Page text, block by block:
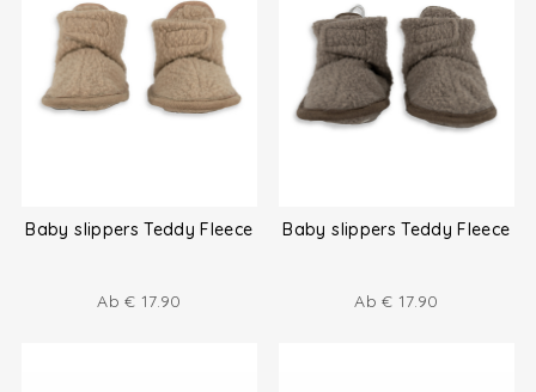
Baby slippers Teddy Fleece
Ab€ 17.90
Baby slippers Teddy Fleece
Ab€ 17.90